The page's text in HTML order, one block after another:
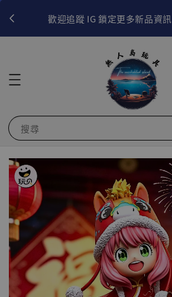
歡迎追蹤 IG 鎖定更多新品資訊
搜尋